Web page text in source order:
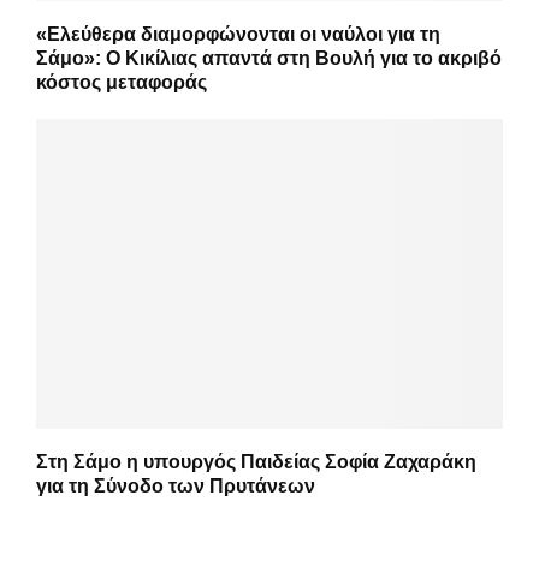
«Ελεύθερα διαμορφώνονται οι ναύλοι για τη
Σάμο»: Ο Κικίλιας απαντά στη Βουλή για το ακριβό
κόστος μεταφοράς
Στη Σάμο η υπουργός Παιδείας Σοφία Ζαχαράκη
για τη Σύνοδο των Πρυτάνεων